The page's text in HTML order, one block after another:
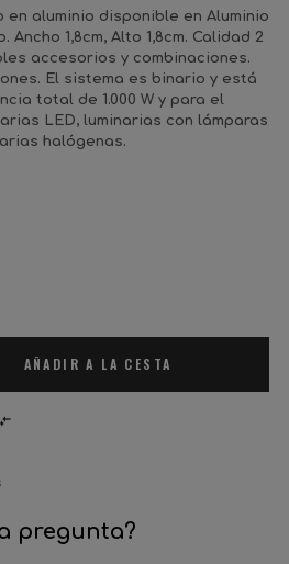
en aluminio disponible en Aluminio
1,8cm, Alto 1,8cm. Calidad 2
accesorios y combinaciones.
El sistema es binario y está
total de 1.000 W y para el
LED, luminarias con lámparas
halógenas.
AÑADIR A LA CESTA
pregunta?